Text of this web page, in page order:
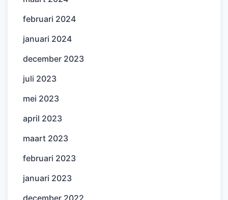
februari 2024
januari 2024
december 2023
juli 2023
mei 2023
april 2023
maart 2023
februari 2023
januari 2023